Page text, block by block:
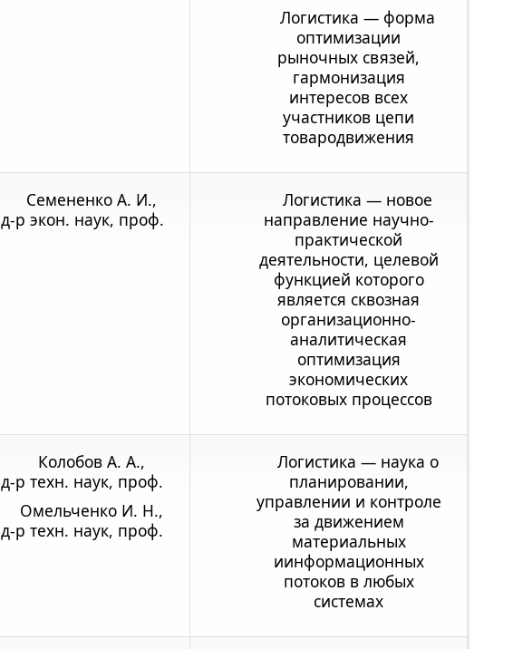
Логистика — форма
оптимизации
рыночных связей,
гармонизация
интересов всех
участников цепи
товародвижения
Семененко А. И.,
д-р экон. наук, проф.
Логистика — новое
направление научно-
практической
деятельности, целевой
функцией которого
является сквозная
организационно-
аналитическая
оптимизация
экономических
потоковых процессов
Колобов А. А.,
д-р техн. наук, проф.
Омельченко И. Н.,
д-р техн. наук, проф.
Логистика — наука о
планировании,
управлении и контроле
за движением
материальных
иинформационных
потоков в любых
системах